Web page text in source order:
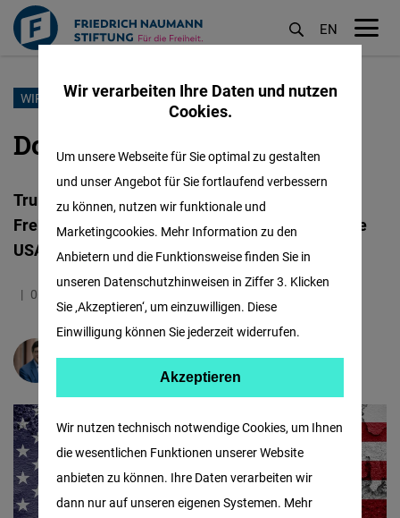
Direkt
Inhalt
EN
WIRTSCHAFT
Donald allein zu Haus
Trump traktiert die Welt mit Zöllen. Aber der
Freihandel blüht auf – global, dann eben ohne die
USA. Richtig so!
06.02.2026
Karl-Heinz Paqué
Wir verarbeiten Ihre Daten und nutzen
Cookies.
Wir nutzen technisch notwendige Cookies, um Ihnen
die wesentlichen Funktionen unserer Website
anbieten zu können. Ihre Daten verarbeiten wir
dann nur auf unseren eigenen Systemen. Mehr
Um unsere Webseite für Sie optimal zu gestalten
und unser Angebot für Sie fortlaufend verbessern
zu können, nutzen wir funktionale und
Marketingcookies. Mehr Information zu den
Anbietern und die Funktionsweise finden Sie in
unseren Datenschutzhinweisen in Ziffer 3. Klicken
Sie ‚Akzeptieren‘, um einzuwilligen. Diese
Einwilligung können Sie jederzeit widerrufen.
Facebook
Embed
Akzeptieren